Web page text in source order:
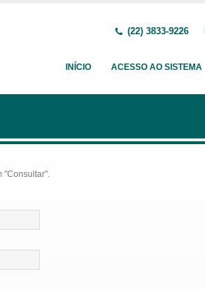
(22) 3833-9226
INÍCIO ACESSO AO SISTEMA
"Consultar".